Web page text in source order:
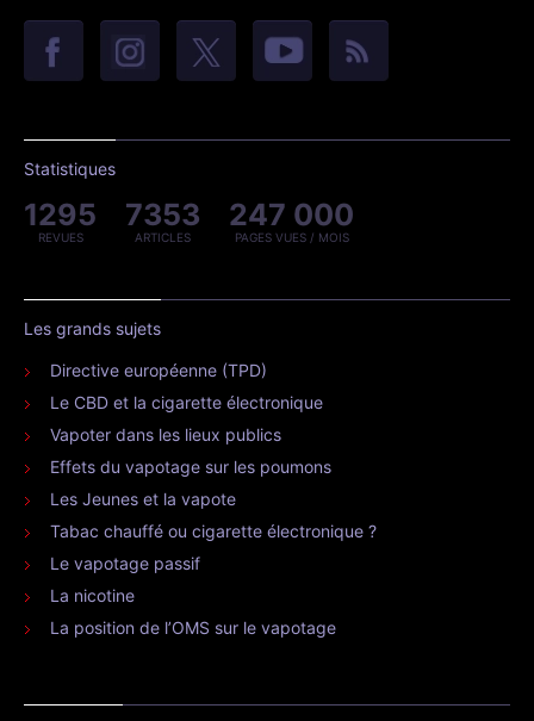
Statistiques
1295
REVUES
7353
ARTICLES
247 000
PAGES VUES / MOIS
Les grands sujets
Directive européenne (TPD)
Le CBD et la cigarette électronique
Vapoter dans les lieux publics
Effets du vapotage sur les poumons
Les Jeunes et la vapote
Tabac chauffé ou cigarette électronique ?
Le vapotage passif
La nicotine
La position de l’OMS sur le vapotage